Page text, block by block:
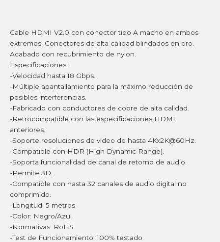
Cable HDMI V2.0 con conector tipo A macho en ambos
extremos. Conectores de alta calidad blindados en oro.
Acabado con recubrimiento de nylon.
Especificaciones:
-Velocidad hasta 18 Gbps.
-Múltiple apantallamiento para la máximo reducción de
posibles interferencias.
-Fabricado con conductores de cobre de alta calidad.
-Retrocompatible con las especificaciones HDMI
anteriores.
-Soporte resoluciones de video de hasta 4Kx2K@60Hz.
-Compatible con HDR (High Dynamic Range).
-Soporta funcionalidad de canal de retorno de audio.
-Permite 3D.
-Compatible con hasta 32 canales de audio digital no
comprimido.
-Longitud: 5 metros
-Color: Negro/Azul
-Normativas: RoHS
-Test de Funcionamiento: 100% testado